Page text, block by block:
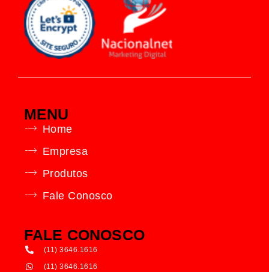
MENU
Home
Empresa
Produtos
Fale Conosco
FALE CONOSCO
(11) 3646.1616
(11) 3646.1616